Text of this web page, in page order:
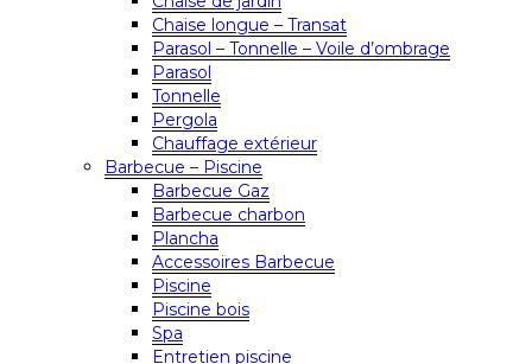
Chaise longue – Transat
Parasol – Tonnelle – Voile d’ombrage
Parasol
Tonnelle
Pergola
Chauffage extérieur
Barbecue – Piscine
Barbecue Gaz
Barbecue charbon
Plancha
Accessoires Barbecue
Piscine
Piscine bois
Spa
Entretien piscine